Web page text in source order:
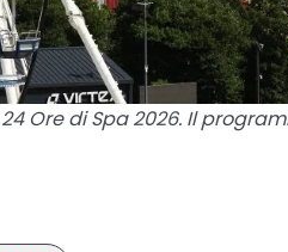
Ore di Spa 2026. Il